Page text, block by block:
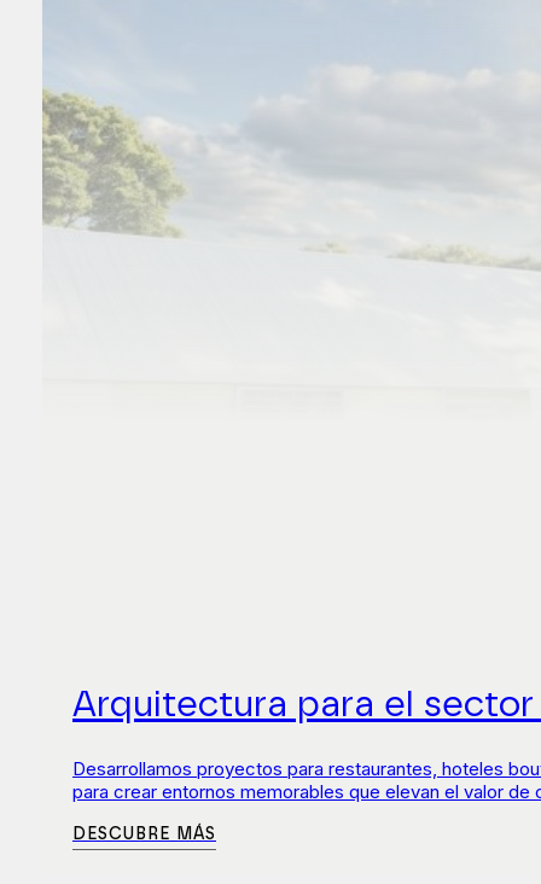
Arquitectura para el
Desarrollamos proyectos para restaurantes, hoteles
para crear entornos memorables que elevan el valor de
DESCUBRE MÁS